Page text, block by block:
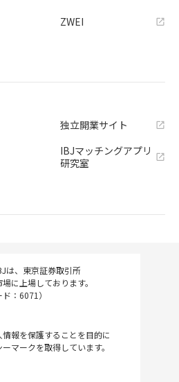
ZWEI
独立開業サイト
IBJマッチングアプリ
研究室
は、東京証券取引所
に上場しております。
ド：6071）
情報を保護することを目的に
マークを取得しています。